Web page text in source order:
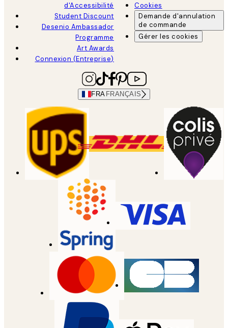
d'Accessibilité
Student Discount
Desenio Ambassador
Programme
Art Awards
Connexion (Entreprise)
Cookies
Demande d'annulation
de commande
Gérer les cookies
FRA FRANÇAIS